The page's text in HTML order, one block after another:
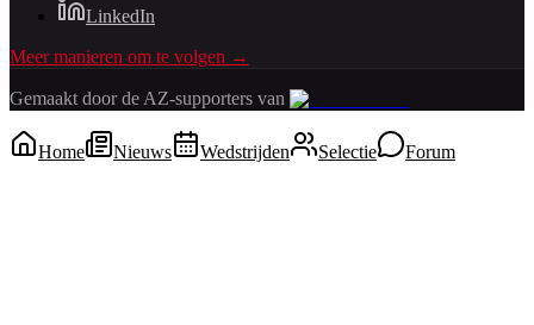
LinkedIn
Meer manieren om te volgen →
Gemaakt door de AZ-supporters van
Home Nieuws Wedstrijden Selectie Forum